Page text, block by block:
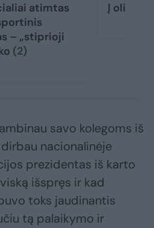
atimtas
– „stiprioji
(2)
Į
savo kolegoms iš
nacionalinėje
prezidentas iš karto
išspręs ir kad
toks jaudinantis
tą palaikymo ir